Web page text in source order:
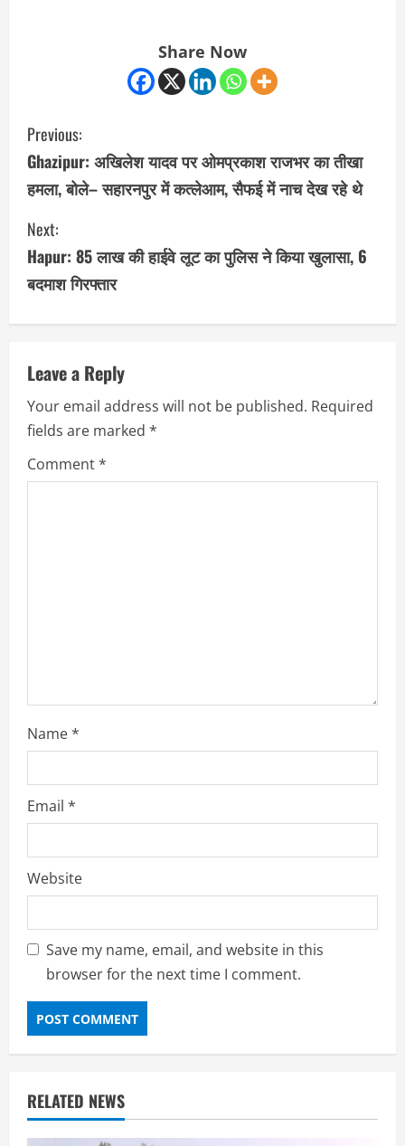
Share Now
C
o
n
t
i
n
e
R
e
Previous:
Ghazipur: अखिलेश यादव पर ओमप्रकाश राजभर का तीखा
हमला, बोले– सहारनपुर में कत्लेआम, सैफई में नाच देख रहे थे
Next:
Hapur: 85 लाख की हाईवे लूट का पुलिस ने किया खुलासा, 6
बदमाश गिरफ्तार
Leave a Reply
Your email address will not be published. Required
fields are marked *
Comment*
Name*
Email *
Website
Save my name, email, and website in this
browser for the next time I comment.
RELATED NEWS